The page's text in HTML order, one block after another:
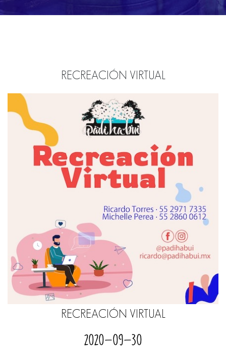
RECREACIÓN VIRTUAL
RECREACIÓN VIRTUAL
2020-09-30